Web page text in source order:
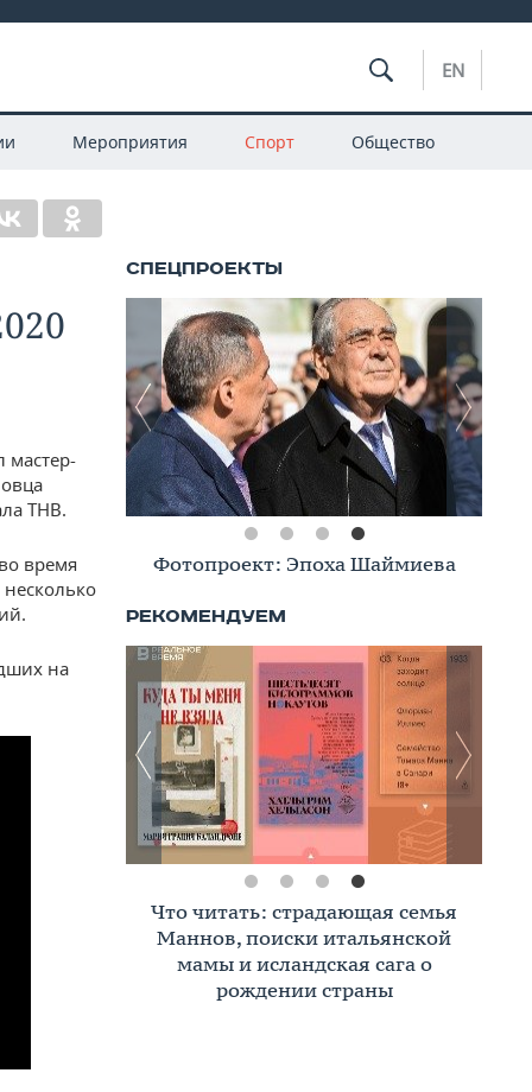
EN
Мероприятия Спорт Общество
мастер-
ТНВ.
время
на
Фотопроект: Эпоха Шаймиева
Что читать: страдающая семья
Маннов, поиски итальянской
мамы и исландская сага о
рождении страны